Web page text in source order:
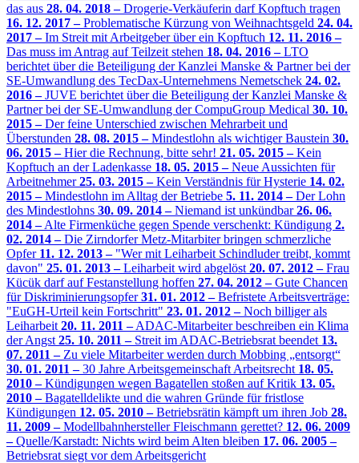
das aus 28. 04. 2018 –Drogerie-Verkäuferin darf Kopftuch tragen
16. 12. 2017 –Problematische Kürzung von Weihnachtsgeld 24. 04.
2017 –Im Streit mit Arbeitgeber über ein Kopftuch 12. 11. 2016 –
Das muss im Antrag auf Teilzeit stehen 18. 04. 2016 –LTO
berichtet über die Beteiligung der Kanzlei Manske & Partner bei der
SE-Umwandlung des TecDax-Unternehmens Nemetschek 24. 02.
2016 –JUVE berichtet über die Beteiligung der Kanzlei Manske &
Partner bei der SE-Umwandlung der CompuGroup Medical 30. 10.
2015 –Der feine Unterschied zwischen Mehrarbeit und
Überstunden 28. 08. 2015 –Mindestlohn als wichtiger Baustein 30.
06. 2015 –Hier die Rechnung, bitte sehr! 21. 05. 2015 –Kein
Kopftuch an der Ladenkasse 18. 05. 2015 –Neue Aussichten für
Arbeitnehmer25. 03. 2015 –Kein Verständnis für Hysterie 14. 02.
2015 –Mindestlohn im Alltag der Betriebe 5. 11. 2014 –Der Lohn
des Mindestlohns 30. 09. 2014 –Niemand ist unkündbar26. 06.
2014 –Alte Firmenküche gegen Spende verschenkt: Kündigung 2.
02. 2014 –Die Zirndorfer Metz-Mitarbiter bringen schmerzliche
Opfer 11. 12. 2013 –"Wer mit Leiharbeit Schindluder treibt, kommt
davon" 25. 01. 2013 –Leiharbeit wird abgelöst 20. 07. 2012 –Frau
Kücük darf auf Festanstellung hoffen 27. 04. 2012 –Gute Chancen
für Diskriminierungsopfer31. 01. 2012 –Befristete Arbeitsverträge:
"EuGH-Urteil kein Fortschritt" 23. 01. 2012 –Noch billiger als
Leiharbeit 20. 11. 2011 –ADAC-Mitarbeiter beschreiben ein Klima
der Angst 25. 10. 2011 –Streit im ADAC-Betriebsrat beendet 13.
07. 2011 –Zu viele Mitarbeiter werden durch Mobbing „entsorgt“
30. 01. 2011 –30 Jahre Arbeitsgemeinschaft Arbeitsrecht 18. 05.
2010 –Kündigungen wegen Bagatellen stoßen auf Kritik 13. 05.
2010 –Bagatelldelikte und die wahren Gründe für fristlose
Kündigungen 12. 05. 2010 –Betriebsrätin kämpft um ihren Job 28.
11. 2009 –Modellbahnhersteller Fleischmann gerettet? 12. 06. 2009
–Quelle/Karstadt: Nichts wird beim Alten bleiben 17. 06. 2005 –
Betriebsrat siegt vor dem Arbeitsgericht